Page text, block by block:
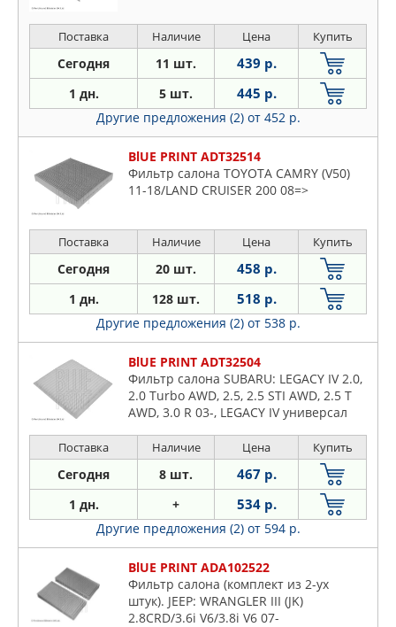
Renault
Saab
Ssangyong
Subaru
Suzuki
Toyota
Volvo
Поставка Наличие Цена Купить
Сегодня 11 шт. 439 р.
1 дн. 5 шт. 445 р.
Другие предложения (2) от 452 р.
BlUE PRINT ADT32514
Фильтр салона TOYOTA CAMRY (V50)
11-18/LAND CRUISER 200 08=>
Поставка Наличие Цена Купить
Сегодня 20 шт. 458 р.
1 дн. 128 шт. 518 р.
Другие предложения (2) от 538 р.
BlUE PRINT ADT32504
Фильтр салона SUBARU: LEGACY IV 2.0,
2.0 Turbo AWD, 2.5, 2.5 STI AWD, 2.5 T
AWD, 3.0 R 03-, LEGACY IV универсал
T AWD
Поставка Наличие Цена Купить
Сегодня 8 шт. 467 р.
1 дн. + 534 р.
Другие предложения (2) от 594 р.
BlUE PRINT ADA102522
Фильтр салона (комплект из 2-ух
штук). JEEP: WRANGLER III (JK)
2.8CRD/3.6i V6/3.8i V6 07-